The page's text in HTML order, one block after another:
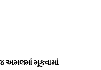
અમલમાં મૂકવામાં